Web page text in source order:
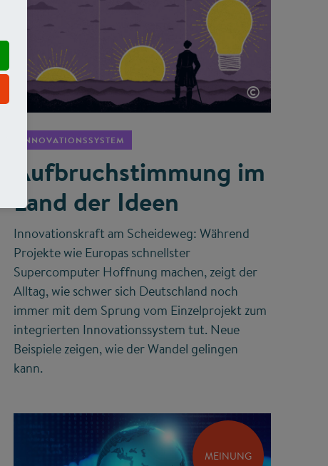
©
INNOVATIONSSYSTEM
Aufbruchstimmung im
Land der Ideen
Innovationskraft am Scheideweg: Während
Projekte wie Europas schnellster
Supercomputer Hoffnung machen, zeigt der
Alltag, wie schwer sich Deutschland noch
immer mit dem Sprung vom Einzelprojekt zum
integrierten Innovationssystem tut. Neue
Beispiele zeigen, wie der Wandel gelingen
kann.
MEINUNG